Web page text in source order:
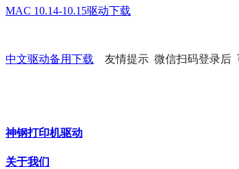
MAC 10.14-10.15驱动下载
中文驱动备用下载 友情提示 微信扫码登录后
神钢打印机驱动
关于我们